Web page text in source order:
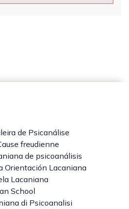
de Psicanálise
freudienne
de psicoanálisis
Orientación Lacaniana
Lacaniana
School
di Psicoanalisi